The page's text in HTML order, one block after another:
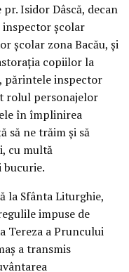
Isidor Dâscă, decan
inspector școlar
școlar zona Bacău, și
copiilor la
părintele inspector
rolul personajelor
în împlinirea
să ne trăim și să
cu multă
bucurie.
la Sfânta Liturghie,
impuse de
Tereza a Pruncului
a transmis